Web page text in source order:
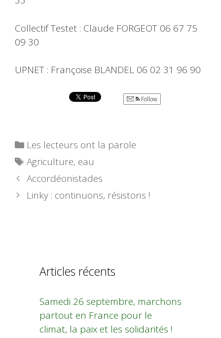
Collectif Testet : Claude FORGEOT 06 67 75
09 30
UPNET : Françoise BLANDEL 06 02 31 96 90
Follow
Catégories
Les lecteurs ont la parole
Étiquettes
Agriculture, eau
Accordéonistades
Linky : continuons, résistons !
Articles récents
Samedi 26 septembre, marchons
partout en France pour le
climat, la paix et les solidarités !